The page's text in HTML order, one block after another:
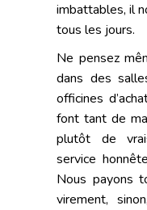
imbattables, il
tous les jours.
Ne pensez
dans des
officines
font tant de
plutôt de
service
Nous payons
virement,